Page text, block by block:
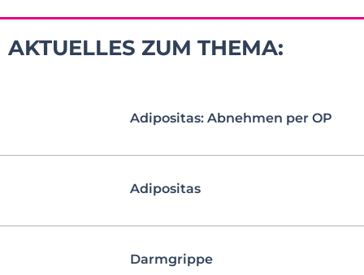
AKTUELLES ZUM THEMA:
Adipositas: Abnehmen per OP
Adipositas
Darmgrippe